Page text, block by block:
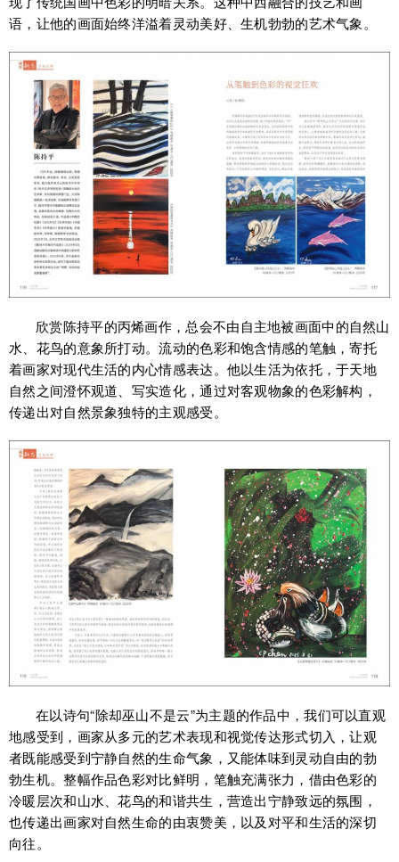
语，让他的画面始终洋溢着灵动美好、生机勃勃的艺术气象。
欣赏陈持平的丙烯画作，总会不由自主地被画面中的自然山
水、花鸟的意象所打动。流动的色彩和饱含情感的笔触，寄托
着画家对现代生活的内心情感表达。他以生活为依托，于天地
自然之间澄怀观道、写实造化，通过对客观物象的色彩解构，
传递出对自然景象独特的主观感受。
在以诗句“除却巫山不是云”为主题的作品中，我们可以直观
地感受到，画家从多元的艺术表现和视觉传达形式切入，让观
者既能感受到宁静自然的生命气象，又能体味到灵动自由的勃
勃生机。整幅作品色彩对比鲜明，笔触充满张力，借由色彩的
冷暖层次和山水、花鸟的和谐共生，营造出宁静致远的氛围，
也传递出画家对自然生命的由衷赞美，以及对平和生活的深切
向往。